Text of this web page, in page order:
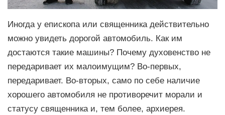
Иногда у епископа или священника действительно
можно увидеть дорогой автомобиль. Как им
достаются такие машины? Почему духовенство не
передаривает их малоимущим? Во-первых,
передаривает. Во-вторых, само по себе наличие
хорошего автомобиля не противоречит морали и
статусу священника и, тем более, архиерея.